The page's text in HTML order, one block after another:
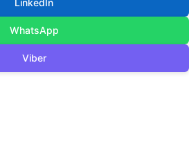
LinkedIn
WhatsApp
Viber